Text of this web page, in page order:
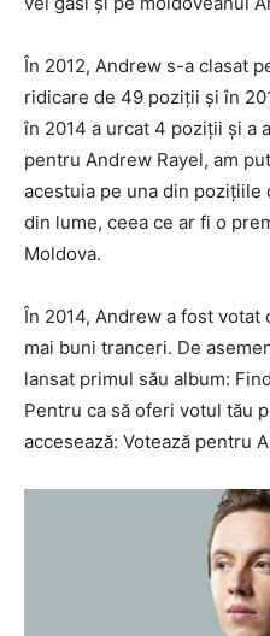
În 2012, Andrew s-a clasat
ridicare de 49 poziții și în
în 2014 a urcat 4 poziții și a
pentru Andrew Rayel, am
acestuia pe una din pozițiile
din lume, ceea ce ar fi o
Moldova.
În 2014, Andrew a fost
mai buni tranceri. De
lansat primul său album:
Pentru ca să oferi votul tău
accesează: Votează pentru